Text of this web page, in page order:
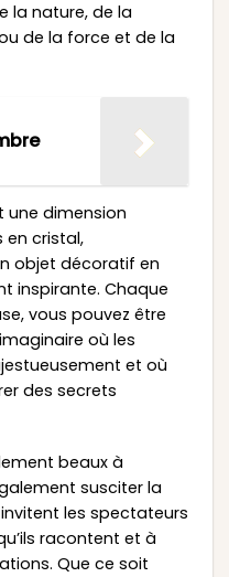
la nature, de la
de la force et de la
une dimension
en cristal,
objet décoratif en
inspirante. Chaque
vous pouvez être
où les
et où
des secrets
beaux à
susciter la
les spectateurs
racontent et à
Que ce soit